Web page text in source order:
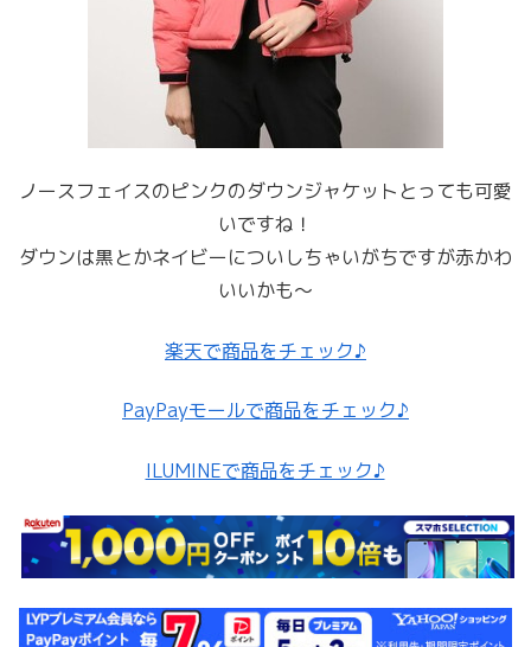
ノースフェイスのピンクのダウンジャケットとっても可愛
いですね！
ダウンは黒とかネイビーについしちゃいがちですが赤かわ
いいかも〜
楽天で商品をチェック♪
PayPayモールで商品をチェック♪
ILUMINEで商品をチェック♪